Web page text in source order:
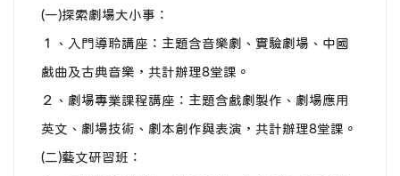
(一)探索劇場大小事：
１、入門導聆講座：主題含音樂劇、實驗劇場、中國
戲曲及古典音樂，共計辦理8堂課。
２、劇場專業課程講座：主題含戲劇製作、劇場應用
英文、劇場技術、劇本創作與表演，共計辦理8堂課。
(二)藝文研習班：